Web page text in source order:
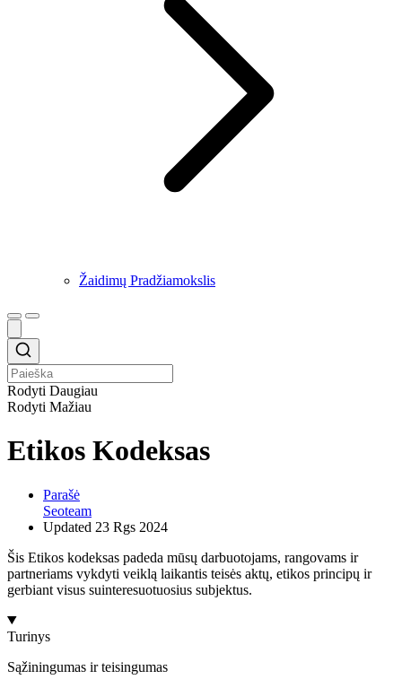
Žaidimų Pradžiamokslis
Rodyti Daugiau
Rodyti Mažiau
Etikos Kodeksas
Parašė
Seoteam
Updated 23 Rgs 2024
Šis Etikos kodeksas padeda mūsų darbuotojams, rangovams ir
partneriams vykdyti veiklą laikantis teisės aktų, etikos principų ir
gerbiant visus suinteresuotuosius subjektus.
Turinys
Sąžiningumas ir teisingumas